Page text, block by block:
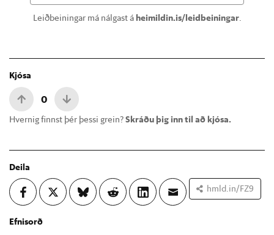
Leiðbeiningar má nálgast áheimildin.is/leidbeiningar.
Kjósa
0
Hvernig finnst þér þessi grein?Skráðu þig inn til að kjósa.
Deila
hmld.in/FZ9
Efnisorð